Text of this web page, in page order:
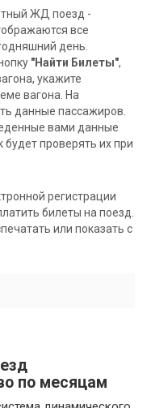
ЖД поезд -
все
день.
"Найти Билеты",
укажите
вагона. На
данные пассажиров.
вами данные
будет проверять их при
регистрации
билеты на поезд.
или показать с
по месяцам